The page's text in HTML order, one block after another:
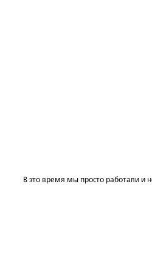
В это время мы просто работали и